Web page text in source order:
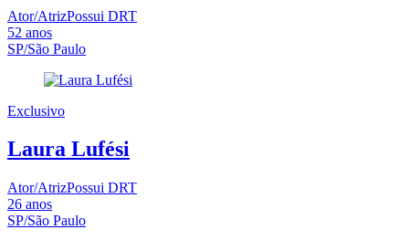
Ator/AtrizPossui DRT
52 anos
SP/São Paulo
Exclusivo
Laura Lufési
Ator/AtrizPossui DRT
26 anos
SP/São Paulo